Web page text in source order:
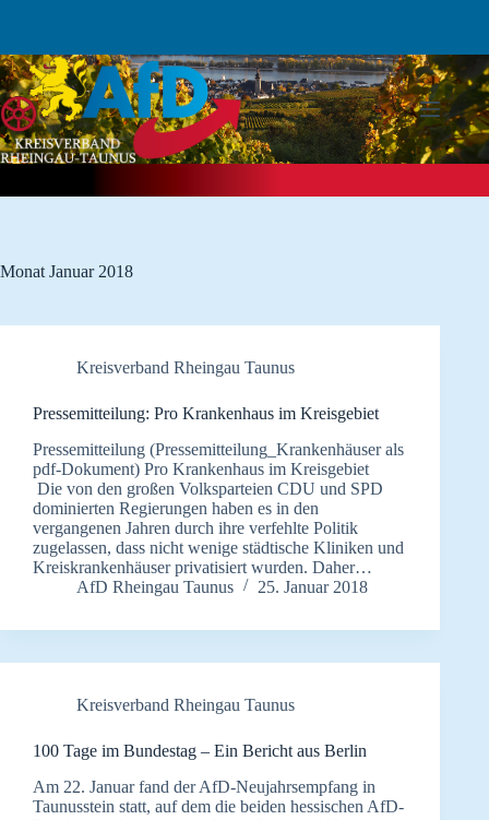
Monat Januar 2018
Kreisverband Rheingau Taunus
Pressemitteilung: Pro Krankenhaus im Kreisgebiet
Pressemitteilung (Pressemitteilung_Krankenhäuser als
pdf-Dokument) Pro Krankenhaus im Kreisgebiet
Die von den großen Volksparteien CDU und SPD
dominierten Regierungen haben es in den
vergangenen Jahren durch ihre verfehlte Politik
zugelassen, dass nicht wenige städtische Kliniken und
Kreiskrankenhäuser privatisiert wurden. Daher…
AfD Rheingau Taunus
25. Januar 2018
Kreisverband Rheingau Taunus
100 Tage im Bundestag – Ein Bericht aus Berlin
Am 22. Januar fand der AfD-Neujahrsempfang in
Taunusstein statt, auf dem die beiden hessischen AfD-